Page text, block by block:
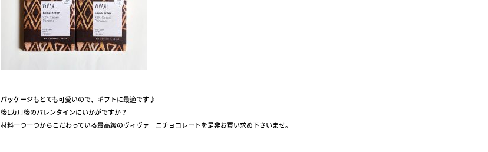
パッケージもとても可愛いので、ギフトに最適です♪
後1カ月後のバレンタインにいかがですか？
材料一つ一つからこだわっている最高級のヴィヴァ―ニチョコレートを是非お買い求め下さいませ。